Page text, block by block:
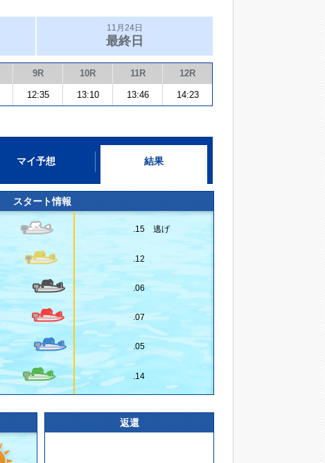
11月24日
最終日
9R 10R 11R 12R
12:35 13:10 13:46 14:23
マイ予想 結果
スタート情報
.15 逃げ
.12
.06
.07
.05
.14
返還